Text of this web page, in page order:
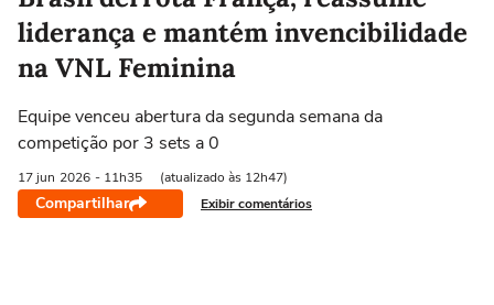
liderança e mantém invencibilidade
na VNL Feminina
Equipe venceu abertura da segunda semana da
competição por 3 sets a 0
17 jun 2026 - 11h35 (atualizado às 12h47)
Compartilhar Exibir comentários